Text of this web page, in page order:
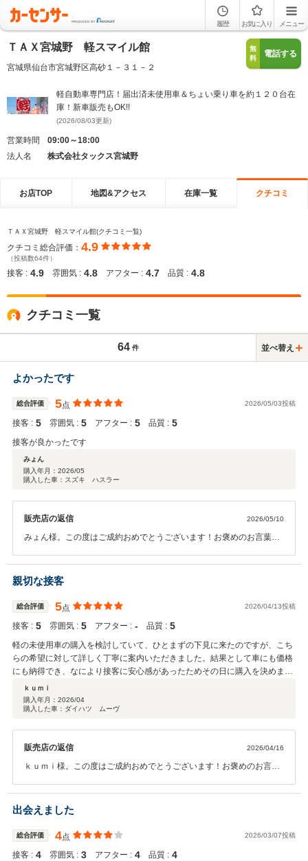
履歴 お気に入り メニュー
ＴＡＸ宮城野 軽スマイル館
宮城県仙台市宮城野区高砂１－３１－２
無
料
電話する
軽自動車専門店！届出済未使用車＆ちょい乗り車を約１２０台在
庫！新車販売もOK!!
(2026/08/03更新)
営業時間
09:00～18:00
法人名
株式会社タックス宮城野
お店TOP 地図&アクセス 在庫一覧 クチコミ
ＴＡＸ宮城野 軽スマイル館(クチコミ一覧)
クチコミ総合評価： 4.9
（投稿数64件）
接客 : 4.9 雰囲気 : 4.8 アフター : 4.7 品質 : 4.8
クチコミ一覧
64 件 並べ替え
よかったです
総合評価 5点 2026/05/03投稿
接客 : 5 雰囲気 : 5 アフター : 5 品質 : 5
接客が良かったです
みょん
購入年月： 2026/05
購入した車：スズキ ハスラー
販売店の返信 2026/05/10
みょん様。この度はご成約おめでとうございます！お褒めのお言葉も
装色が異なるお車ですので、少しでもご希望に添えるようにご案内さ
せて頂きました。スマイル館向かいの本社工場では車検やオイル交換
も行っておりますので、長いお付き合いをぜひよろしくお願いいたし
ます！
親切な接客
総合評価 5点 2026/04/13投稿
接客 : 5 雰囲気 : 5 アフター : ‐ 品質 : 5
軽の未使用車の購入を検討していて、ひとまずの下見に来たのですが、こち
らの希望に対して詳しく丁寧に案内いただきました。結果として車にも価格
にも納得でき、なにより接客に安心感があったためその日に購入を決めまし
た。大変お世話になりました。
ｋｕｍｉ
購入年月： 2026/04
購入した車：ダイハツ ムーヴ
販売店の返信 2026/04/16
ｋｕｍｉ様。この度はご成約おめでとうございます！お褒めのお言葉
提案できて嬉しく思います！アフターに関しても、向かいの本社工場
で車検・点検・オイル交換等行っておりますので長いお付き合いをよ
ろしくお願いします！
出会えました
総合評価 4点 2026/03/07投稿
接客 : 4 雰囲気 : 3 アフター : 4 品質 : 4